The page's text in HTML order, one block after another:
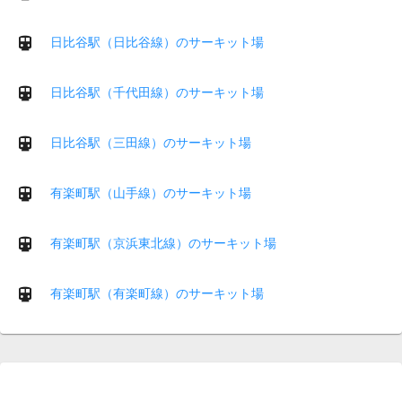
日比谷駅（日比谷線）のサーキット場
日比谷駅（千代田線）のサーキット場
日比谷駅（三田線）のサーキット場
有楽町駅（山手線）のサーキット場
有楽町駅（京浜東北線）のサーキット場
有楽町駅（有楽町線）のサーキット場